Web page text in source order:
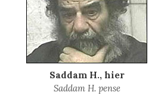
Saddam H., hier
Saddam H. pense